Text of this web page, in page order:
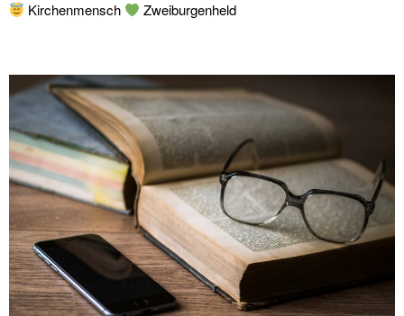
Kirchenmensch
Zweiburgenheld